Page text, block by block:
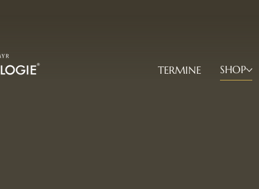
TERMINE SHOP